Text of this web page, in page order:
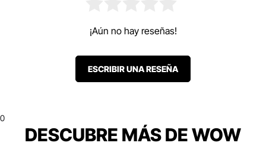
¡Aún no hay reseñas!
ESCRIBIR UNA RESEÑA
0
DESCUBRE MÁS DE WOW